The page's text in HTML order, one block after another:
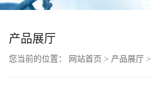
产品展厅
您当前的位置： 网站首页 > 产品展厅 >